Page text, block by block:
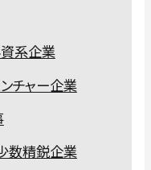
系企業
チャー企業
数精鋭企業